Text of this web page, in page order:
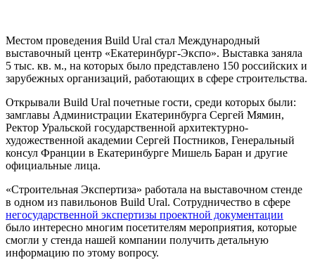
Местом проведения Build Ural стал Международный
выставочный центр «Екатеринбург-Экспо». Выставка заняла
5 тыс. кв. м., на которых было представлено 150 российских и
зарубежных организаций, работающих в сфере строительства.
Открывали Build Ural почетные гости, среди которых были:
замглавы Администрации Екатеринбурга Сергей Мямин,
Ректор Уральской государственной архитектурно-
художественной академии Сергей Постников, Генеральный
консул Франции в Екатеринбурге Мишель Баран и другие
официальные лица.
«Строительная Экспертиза» работала на выставочном стенде
в одном из павильонов Build Ural. Сотрудничество в сфере
негосударственной экспертизы проектной документации
было интересно многим посетителям мероприятия, которые
смогли у стенда нашей компании получить детальную
информацию по этому вопросу.